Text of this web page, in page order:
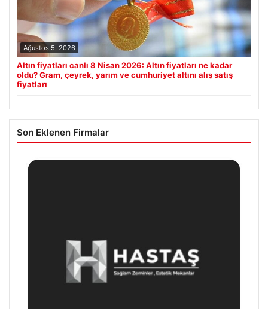
Ağustos 5, 2026
Altın fiyatları canlı 8 Nisan 2026: Altın fiyatları ne kadar
oldu? Gram, çeyrek, yarım ve cumhuriyet altını alış satış
fiyatları
Son Eklenen Firmalar